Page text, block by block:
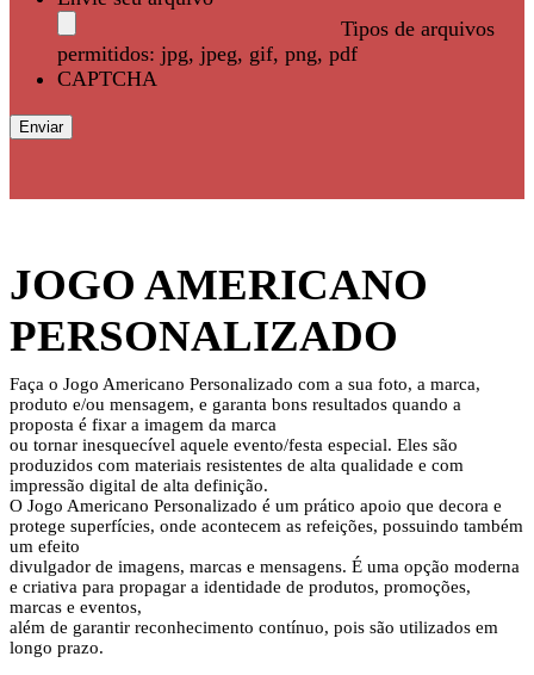
Tipos de arquivos
permitidos: jpg, jpeg, gif, png, pdf
CAPTCHA
JOGO AMERICANO
PERSONALIZADO
Faça o Jogo Americano Personalizado com a sua foto, a marca,
produto e/ou mensagem, e garanta bons resultados quando a
proposta é fixar a imagem da marca
ou tornar inesquecível aquele evento/festa especial. Eles são
produzidos com materiais resistentes de alta qualidade e com
impressão digital de alta definição.
O Jogo Americano Personalizado é um prático apoio que decora e
protege superfícies, onde acontecem as refeições, possuindo também
um efeito
divulgador de imagens, marcas e mensagens. É uma opção moderna
e criativa para propagar a identidade de produtos, promoções,
marcas e eventos,
além de garantir reconhecimento contínuo, pois são utilizados em
longo prazo.